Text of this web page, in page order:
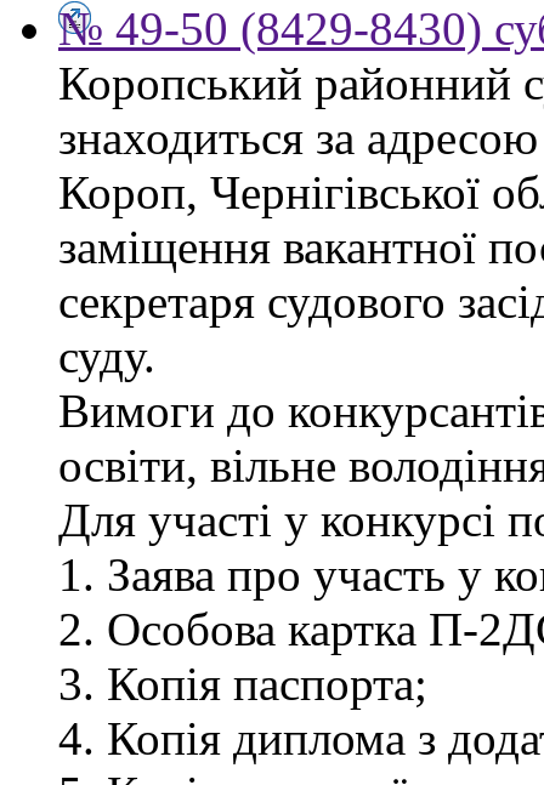
№ 49-50 (8429-8430)
Коропський районний
знаходиться за
Короп, Чернігівської
заміщення вакантної
секретаря судового
суду.
Вимоги до
освіти, вільне
Для участі у конкурсі
1. Заява про участь у
2. Особова картка П-
3. Копія паспорта;
4. Копія диплома з